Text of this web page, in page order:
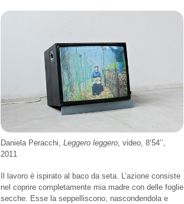
Daniela Peracchi, Leggero leggero , video, 8’54’’,
2011
Il lavoro è ispirato al baco da seta. L’azione consiste
nel coprire completamente mia madre con delle foglie
secche. Esse la seppelliscono, nascondendola e